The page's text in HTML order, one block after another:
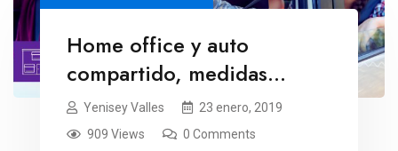
Home office y auto
compartido, medidas
contra el desabasto
Yenisey Valles
23 enero, 2019
909 Views
0 Comments